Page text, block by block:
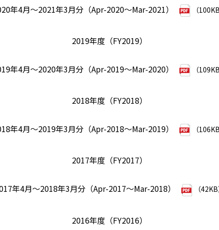
年4月～2021年3月分（Apr-2020～Mar-2021） （
2019年度（FY2019）
年4月～2020年3月分（Apr-2019～Mar-2020） （
2018年度（FY2018）
年4月～2019年3月分（Apr-2018～Mar-2019） （
2017年度（FY2017）
年4月～2018年3月分（Apr-2017～Mar-2018） （
2016年度（FY2016）